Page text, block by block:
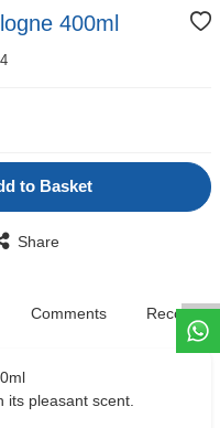
400ml
to Basket
Share
Comments
its pleasant scent.